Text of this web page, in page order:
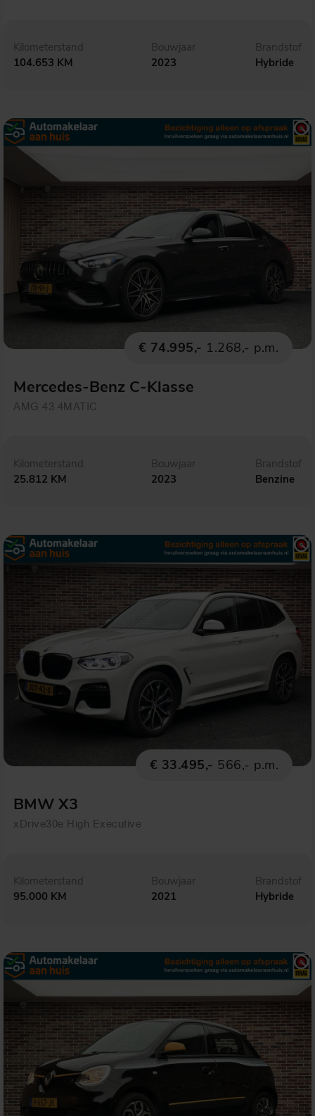
Kilometerstand
104.653 KM
Bouwjaar
2023
Brandstof
Hybride
€ 74.995,- 1.268,- p.m.
Mercedes-Benz C-Klasse
AMG 43 4MATIC
Kilometerstand
25.812 KM
Bouwjaar
2023
Brandstof
Benzine
€ 33.495,- 566,- p.m.
BMW X3
xDrive30e High Executive
Kilometerstand
95.000 KM
Bouwjaar
2021
Brandstof
Hybride